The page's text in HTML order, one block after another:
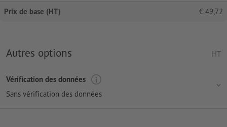
Prix de base (HT) € 49,72
Autres options HT
Vérification des données
Sans vérification des données